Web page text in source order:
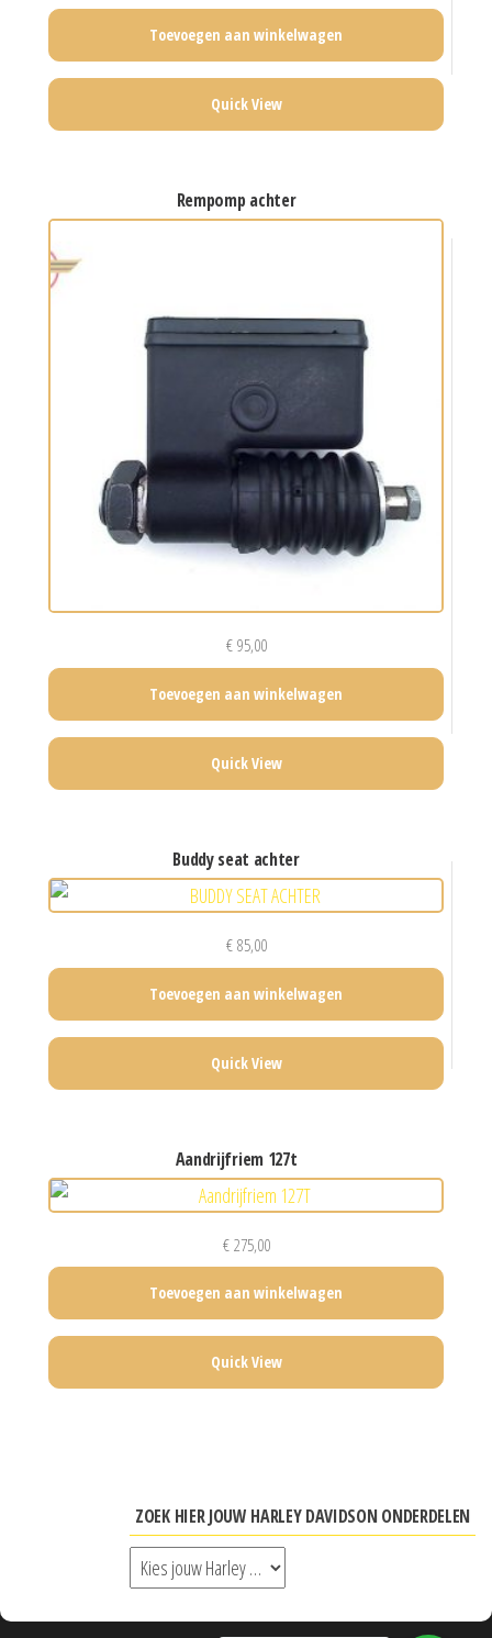
Toevoegen aan winkelwagen
Quick View
rempomp achter
€95,00
Toevoegen aan winkelwagen
Quick View
buddy seat achter
€85,00
Toevoegen aan winkelwagen
Quick View
aandrijfriem 127t
€275,00
Toevoegen aan winkelwagen
Quick View
ZOEK HIER JOUW HARLEY DAVIDSON ONDERDELEN